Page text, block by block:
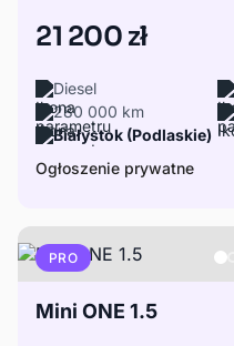
21 200 zł
Diesel
280 000 km
Białystok (Podlaskie)
Ogłoszenie prywatne
PRO
Mini ONE 1.5